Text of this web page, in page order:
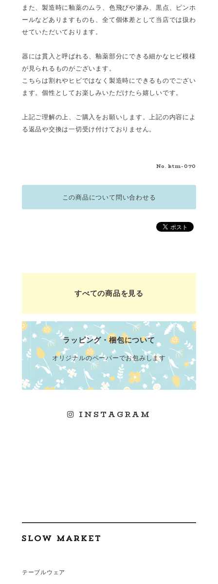
また、製造時に釉薬のムラ、色飛びや滲み、黒点、ピンホ
ールなどありますものも、全て個体差として当店では扱わ
せていただいております。
器には貫入と呼ばれる、釉薬部分にできる細かなヒビ模様
が見られるものがございます。
こちらは割れやヒビではなく製造時にできるものでござい
ます。個性としてお楽しみいただけたら嬉しいです。
上記ご理解の上、ご購入をお願いします。上記の内容によ
る返品や交換は一切受け付けておりません。
No. ktm-070
この商品について問い合わせる
すべての商品を見る
ラッピング・梱包について
オリジナルのペーパーでお包みします
INSTAGRAM
テーブルウェア